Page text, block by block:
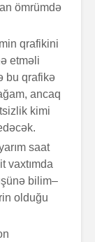
ömrümdə
qrafikini
etməli
bu qrafikə
ancaq
kimi
saat
vaxtımda
bilim–
olduğu